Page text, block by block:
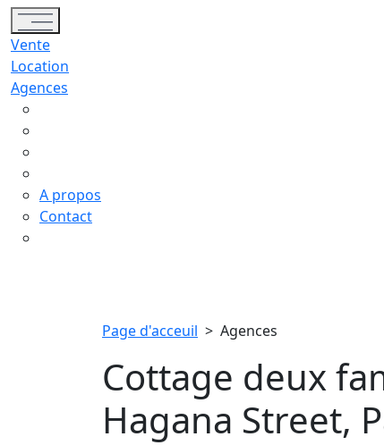
Toggle navigation
Vente
Location
Agences
A propos
Contact
Page d'acceuil > Agences
Cottage deux
Hagana Street,